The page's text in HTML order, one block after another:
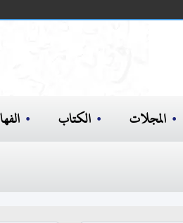
المجلات الكتاب